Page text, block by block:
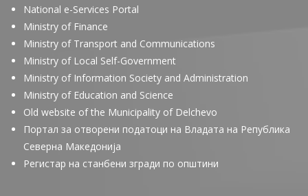
National e-Services Portal
Ministry of Finance
Ministry of Transport and Communications
Ministry of Local Self-Government
Ministry of Information Society and Administration
Ministry of Education and Science
Old website of the Municipality of Delchevo
Портал за отворени податоци на Владата на Република
Северна Македонија
Регистар на станбени згради по општини